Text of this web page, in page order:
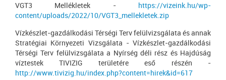
VGT3 Mellékletek - https://vizeink.hu/wp-
content/uploads/2022/10/VGT3_mellekletek.zip
Vízkészlet-gazdálkodási Térségi Terv felülvizsgálata és annak
Stratégiai Környezeti Vizsgálata - Vízkészlet-gazdálkodási
Térségi Terv felülvizsgálata a Nyírség déli rész és Hajdúság
víztestek TIVIZIG területére eső részén -
http://www.tivizig.hu/index.php?content=hirek&id=617